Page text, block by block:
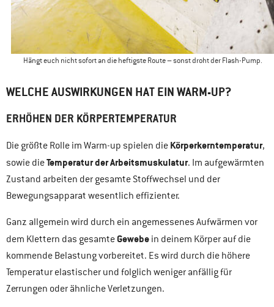
Hängt euch nicht sofort an die heftigste Route – sonst droht der Flash-Pump.
WELCHE AUSWIRKUNGEN HAT EIN WARM-UP?
ERHÖHEN DER KÖRPERTEMPERATUR
Die größte Rolle im Warm-up spielen die Körperkerntemperatur,
sowie dieTemperatur der Arbeitsmuskulatur. Im aufgewärmten
Zustand arbeiten der gesamte Stoffwechsel und der
Bewegungsapparat wesentlich effizienter.
Ganz allgemein wird durch ein angemessenes Aufwärmen vor
dem Klettern das gesamte Gewebe in deinem Körper auf die
kommende Belastung vorbereitet. Es wird durch die höhere
Temperatur elastischer und folglich weniger anfällig für
Zerrungen oder ähnliche Verletzungen.